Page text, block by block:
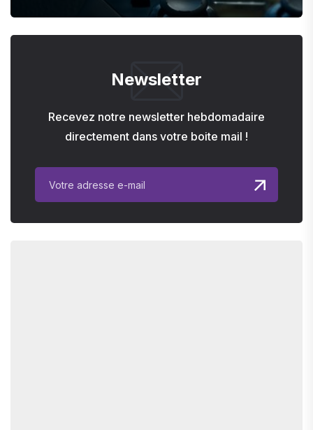
Newsletter
Recevez notre newsletter hebdomadaire
directement dans votre boite mail !